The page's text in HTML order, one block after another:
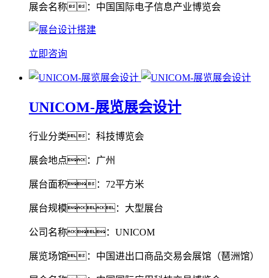
展会名称：中国国际电子信息产业博览会
立即咨询
UNICOM-展览展会设计
行业分类：科技博览会
展会地点：广州
展台面积：72平方米
展台规模：大型展台
公司名称：UNICOM
展览场馆：中国进出口商品交易会展馆（琶洲馆）